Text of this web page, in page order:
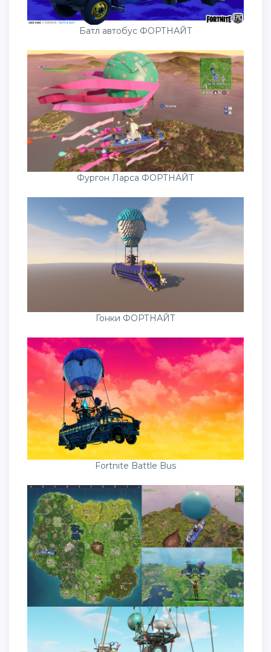
Батл автобус ФОРТНАЙТ
Фургон Ларса ФОРТНАЙТ
Гонки ФОРТНАЙТ
Fortnite Battle Bus